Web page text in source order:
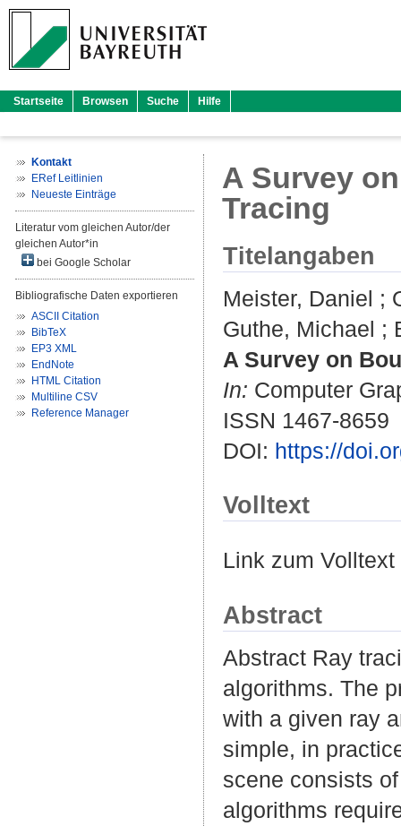
Startseite Browsen Suche Hilfe
Kontakt
ERef Leitlinien
Neueste Einträge
Literatur vom gleichen Autor/der
gleichen Autor*in
bei Google Scholar
Bibliografische Daten exportieren
ASCII Citation
BibTeX
EP3 XML
EndNote
HTML Citation
Multiline CSV
Reference Manager
A Survey
Tracing
Titelangaben
Meister, Daniel ;
Guthe, Michael ;
A Survey on
In: Computer
ISSN 1467-8659
DOI: https://
Volltext
Link zum
Abstract
Abstract Ray
algorithms. The
with a given ray
simple, in
scene consists
algorithms